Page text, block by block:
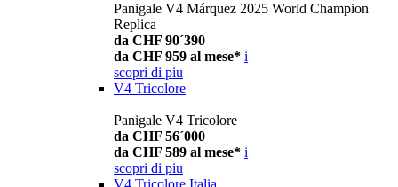
Panigale V4 Márquez 2025 World Champion
Replica
da CHF 90´390
da CHF 959 al mese* i
scopri di piu
V4 Tricolore
Panigale V4 Tricolore
da CHF 56´000
da CHF 589 al mese* i
scopri di piu
V4 Tricolore Italia